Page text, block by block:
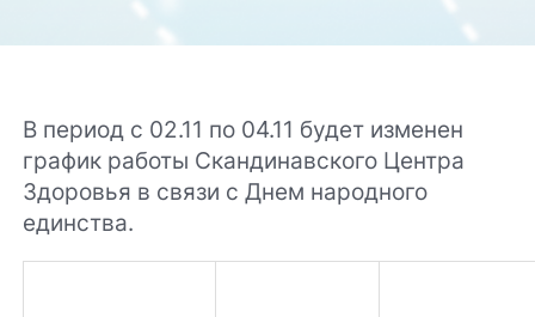
В период с 02.11 по 04.11 будет изменен
график работы Скандинавского Центра
Здоровья в связи с Днем народного
единства.